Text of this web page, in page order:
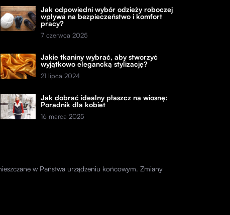
Jak odpowiedni wybór odzieży roboczej
wpływa na bezpieczeństwo i komfort
pracy?
7 czerwca 2025
Jakie tkaniny wybrać, aby stworzyć
wyjątkowo elegancką stylizację?
21 lipca 2024
Jak dobrać idealny płaszcz na wiosnę:
Poradnik dla kobiet
16 marca 2025
w Państwa urządzeniu końcowym. Zmiany